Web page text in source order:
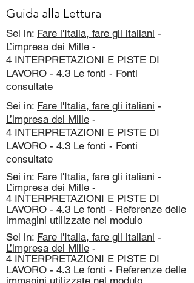
Guida alla Lettura
Sei in: Fare l'Italia, fare gli italiani -
L’impresa dei Mille -
4 INTERPRETAZIONI E PISTE DI
LAVORO - 4.3 Le fonti - Fonti
consultate
Sei in: Fare l'Italia, fare gli italiani -
L’impresa dei Mille -
4 INTERPRETAZIONI E PISTE DI
LAVORO - 4.3 Le fonti - Fonti
consultate
Sei in: Fare l'Italia, fare gli italiani -
L’impresa dei Mille -
4 INTERPRETAZIONI E PISTE DI
LAVORO - 4.3 Le fonti - Referenze delle
immagini utilizzate nel modulo
Sei in: Fare l'Italia, fare gli italiani -
L’impresa dei Mille -
4 INTERPRETAZIONI E PISTE DI
LAVORO - 4.3 Le fonti - Referenze delle
immagini utilizzate nel modulo